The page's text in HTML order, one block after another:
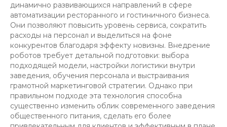
динамично развивающихся направлений в сфере
автоматизации ресторанного и гостиничного бизнеса.
Они позволяют повысить уровень сервиса, сократить
расходы на персонал и выделиться на фоне
конкурентов благодаря эффекту новизны. Внедрение
роботов требует детальной подготовки: выбора
подходящей модели, настройки логистики внутри
заведения, обучения персонала и выстраивания
грамотной маркетинговой стратегии. Однако при
правильном подходе эта технология способна
существенно изменить облик современного заведения
общественного питания, сделать его более